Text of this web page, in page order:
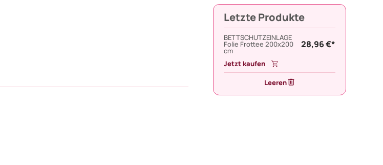
Letzte Produkte
BETTSCHUTZEINLAGE
Folie Frottee 200x200
cm
28,96 €*
Jetzt kaufen
Leeren